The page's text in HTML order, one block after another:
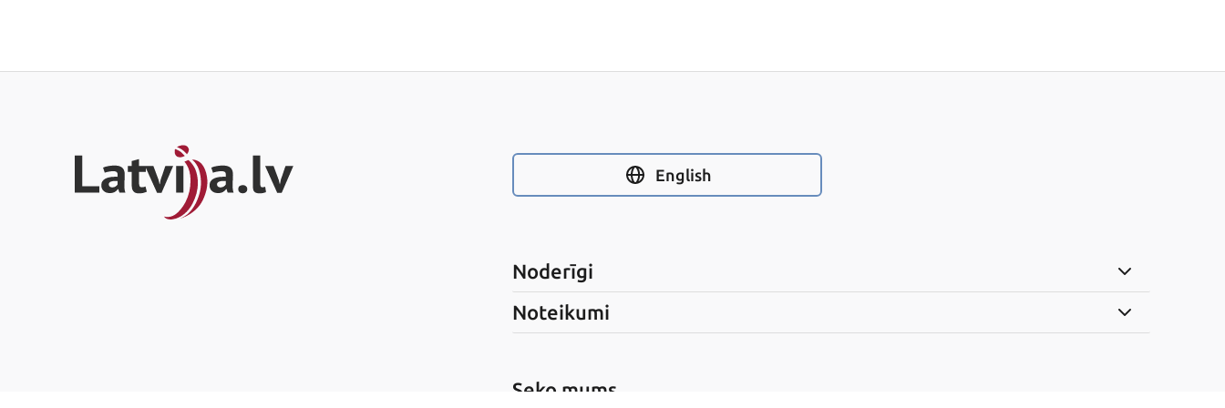
English
Noderīgi
Noteikumi
Seko mums